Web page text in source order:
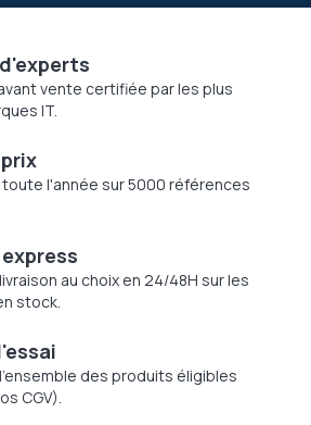
vente certifiée par les plus
IT.
toute l'année sur 5000 références
au choix en 24/48H sur les
stock.
des produits éligibles
CGV).